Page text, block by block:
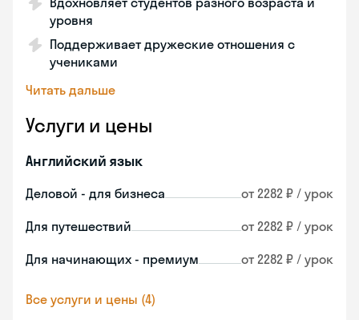
уровня
Поддерживает дружеские отношения с
учениками
Читать дальше
Услуги и цены
Английский язык
Деловой - для бизнеса от 2282 ₽ / урок
Для путешествий от 2282 ₽ / урок
Для начинающих - премиум от 2282 ₽ / урок
Все услуги и цены (4)